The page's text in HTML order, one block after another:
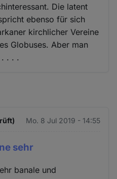
Die latent
ebenso für sich
kirchlicher Vereine
Globuses. Aber man
. . .
Mo. 8 Jul 2019 - 14:55
sehr
banale und